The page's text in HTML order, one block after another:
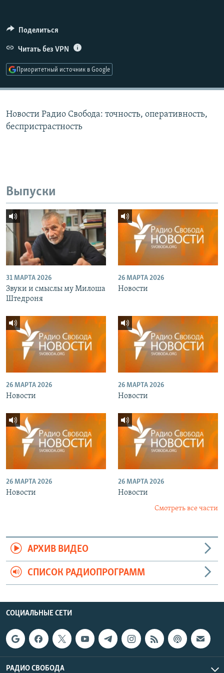
ПОДПИШИТЕСЬ НА РАССЫЛКУ
СОЦИАЛЬНЫЕ СЕТИ
Поделиться
Читать без VPN
Приоритетный источник в Google
Новости Радио Свобода: точность, оперативность,
беспристрастность
Выпуски
31 МАРТА 2026
Звуки и смыслы му Милоша
Штедроня
26 МАРТА 2026
Новости
26 МАРТА 2026
Новости
26 МАРТА 2026
Новости
26 МАРТА 2026
Новости
26 МАРТА 2026
Новости
Смотреть все части
АРХИВ ВИДЕО
СПИСОК РАДИОПРОГРАММ
СОЦИАЛЬНЫЕ СЕТИ
РАДИО СВОБОДА